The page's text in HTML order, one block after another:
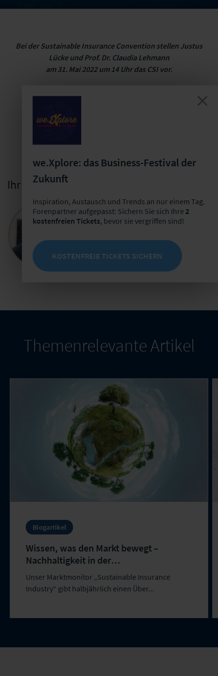
Bei der Sustainable Insurance Convention stellen Justus
Lücke und Prof. Dr. Claudia Lehmann
am 31. Mai 2022 um 14 Uhr das CSI vor.
Ihr Ansprechpartner
Justus Lücke
Geschäftsführer
+49 341 98988-251
E-Mail schreiben
Jetzt Termin buchen
Themenrelevante Artikel
Blogartikel
Wissen, was den Markt bewegt –
Nachhaltigkeit in der
Versicherungswirtschaft
Unser Marktmonitor „Sustainable Insurance
Industry“ gibt halbjährlich einen Über...
we.Xplore: das Business-Festival der
Zukunft
Inspiration, Austausch und Trends an nur einem Tag.
Forenpartner aufgepasst: Sichern Sie sich Ihre 2
kostenfreien Tickets, bevor sie vergriffen sind!
KOSTENFREIE TICKETS SICHERN